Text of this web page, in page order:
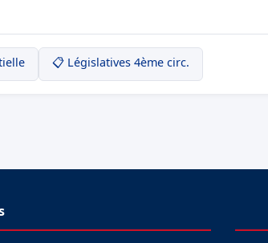
📋 Législatives 4ème circ.